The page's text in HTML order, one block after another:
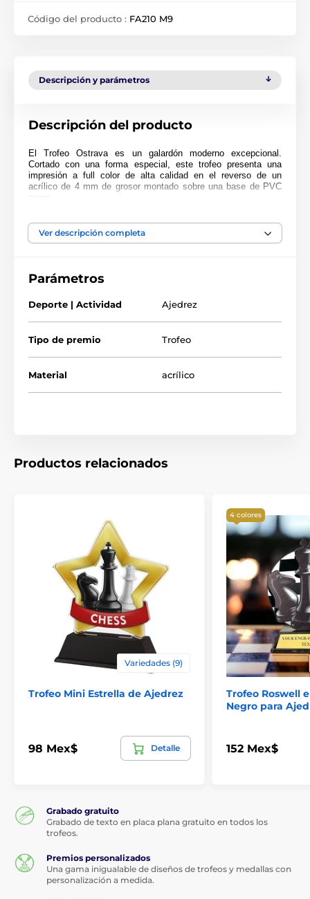
Código del producto : FA210 M9
Descripción y parámetros
Descripción del producto
El Trofeo Ostrava es un galardón moderno excepcional.
Cortado con una forma especial, este trofeo presenta una
impresión a full color de alta calidad en el reverso de un
acrílico de 4 mm de grosor montado sobre una base de PVC
cargo adicional el trofeo puede entregarse en un estuche de
regalo muy atractivo. Tenga en cuenta que el estuche no está
texto de su elección.
Ver descripción completa
Parámetros
Deporte | Actividad Ajedrez
Tipo de premio Trofeo
Material acrílico
Productos relacionados
Variedades (9)
Trofeo Mini Estrella de Ajedrez
98 Mex$ Detalle
4 colores
Trofeo Roswell
Negro para
152 Mex$
Grabado gratuito
Grabado de texto en placa plana gratuito en todos los
trofeos.
Premios personalizados
Una gama inigualable de diseños de trofeos y medallas con
personalización a medida.